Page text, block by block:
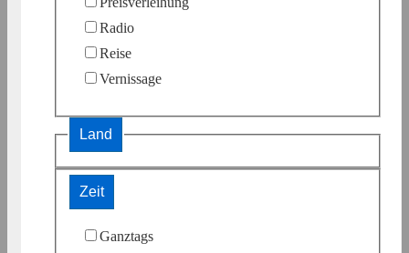
Radio
Reise
Vernissage
Land
Zeit
Ganztags